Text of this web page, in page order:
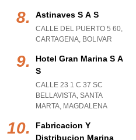
Astinaves S A S
CALLE DEL PUERTO 5 60,
CARTAGENA, BOLIVAR
Hotel Gran Marina S A
S
CALLE 23 1 C 37 SC
BELLAVISTA, SANTA
MARTA, MAGDALENA
Fabricacion Y
Distribucion Marina